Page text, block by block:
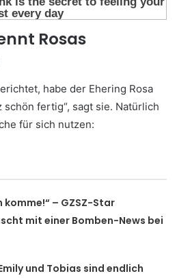
Rosas
habe der Ehering Rosa
fertig“, sagt sie. Natürlich
für sich nutzen:
komme!“ – GZSZ-Star
mit einer Bomben-News bei
und Tobias sind endlich